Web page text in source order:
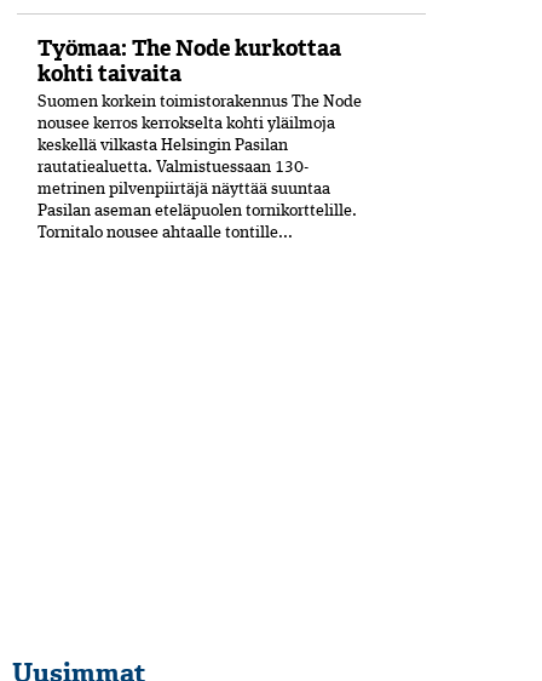
Työmaa: The Node kurkottaa
kohti taivaita
Suomen korkein toimistorakennus The Node
nousee kerros kerrokselta kohti yläilmoja
keskellä vilkasta Helsingin Pasilan
rautatiealuetta. Valmistuessaan 130-
metrinen pilvenpiirtäjä näyttää suuntaa
Pasilan aseman eteläpuolen tornikorttelille.
Tornitalo nousee ahtaalle tontille...
Uusimmat